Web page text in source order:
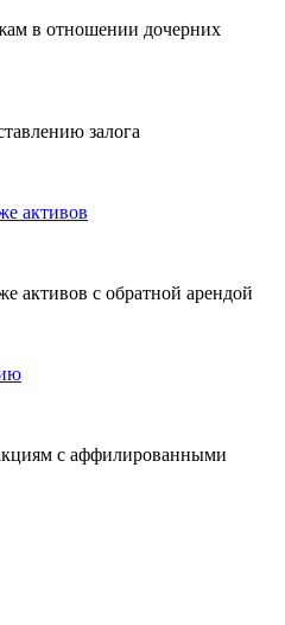
в отношении дочерних
залога
активов
активов с обратной арендой
с аффилированными